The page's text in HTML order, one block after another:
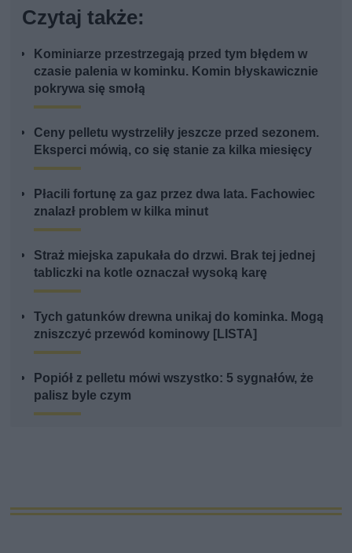
Czytaj także:
Kominiarze przestrzegają przed tym błędem w
czasie palenia w kominku. Komin błyskawicznie
pokrywa się smołą
Ceny pelletu wystrzeliły jeszcze przed sezonem.
Eksperci mówią, co się stanie za kilka miesięcy
Płacili fortunę za gaz przez dwa lata. Fachowiec
znalazł problem w kilka minut
Straż miejska zapukała do drzwi. Brak tej jednej
tabliczki na kotle oznaczał wysoką karę
Tych gatunków drewna unikaj do kominka. Mogą
zniszczyć przewód kominowy [LISTA]
Popiół z pelletu mówi wszystko: 5 sygnałów, że
palisz byle czym